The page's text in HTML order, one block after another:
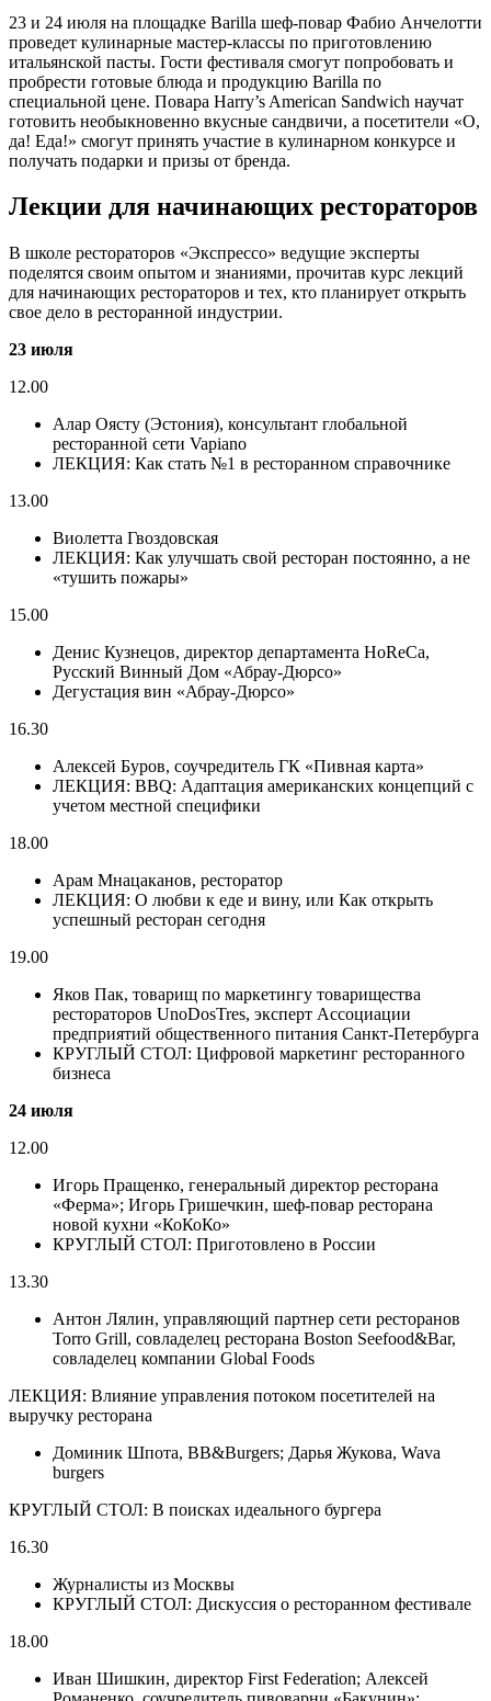
23 и 24 июля на площадке Barilla шеф-повар Фабио Анчелотти
проведет кулинарные мастер-классы по приготовлению
итальянской пасты. Гости фестиваля смогут попробовать и
пробрести готовые блюда и продукцию Barilla по
специальной цене. Повара Harry’s American Sandwich научат
готовить необыкновенно вкусные сандвичи, а посетители «О,
да! Еда!» смогут принять участие в кулинарном конкурсе и
получать подарки и призы от бренда.
Лекции для начинающих рестораторов
В школе рестораторов «Экспрессо» ведущие эксперты
поделятся своим опытом и знаниями, прочитав курс лекций
для начинающих рестораторов и тех, кто планирует открыть
свое дело в ресторанной индустрии.
23 июля
12.00
Алар Оясту (Эстония), консультант глобальной
ресторанной сети Vapiano
ЛЕКЦИЯ: Как стать №1 в ресторанном справочнике
13.00
Виолетта Гвоздовская
ЛЕКЦИЯ: Как улучшать свой ресторан постоянно, а не
«тушить пожары»
15.00
Денис Кузнецов, директор департамента HoReCa,
Русский Винный Дом «Абрау-Дюрсо»
Дегустация вин «Абрау-Дюрсо»
16.30
Алексей Буров, соучредитель ГК «Пивная карта»
ЛЕКЦИЯ: BBQ: Адаптация американских концепций с
учетом местной специфики
18.00
Арам Мнацаканов, ресторатор
ЛЕКЦИЯ: О любви к еде и вину, или Как открыть
успешный ресторан сегодня
19.00
Яков Пак, товарищ по маркетингу товарищества
рестораторов UnoDosTres, эксперт Ассоциации
предприятий общественного питания Санкт-Петербурга
КРУГЛЫЙ СТОЛ: Цифровой маркетинг ресторанного
бизнеса
24 июля
12.00
Игорь Пращенко, генеральный директор ресторана
«Ферма»; Игорь Гришечкин, шеф-повар ресторана
новой кухни «КоКоКо»
КРУГЛЫЙ СТОЛ: Приготовлено в России
13.30
Антон Лялин, управляющий партнер сети ресторанов
Torro Grill, совладелец ресторана Boston Seefood&Bar,
совладелец компании Global Foods
ЛЕКЦИЯ: Влияние управления потоком посетителей на
выручку ресторана
Доминик Шпота, BB&Burgers; Дарья Жукова, Wava
burgers
КРУГЛЫЙ СТОЛ: В поисках идеального бургера
16.30
Журналисты из Москвы
КРУГЛЫЙ СТОЛ: Дискуссия о ресторанном фестивале
18.00
Иван Шишкин, директор First Federation; Алексей